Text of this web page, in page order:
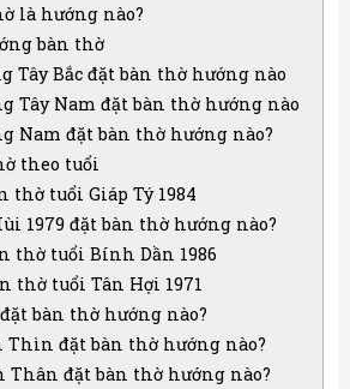
là hướng nào?
bàn thờ
Tây Bắc đặt bàn thờ hướng nào
Tây Nam đặt bàn thờ hướng nào
Nam đặt bàn thờ hướng nào?
theo tuổi
thờ tuổi Giáp Tý 1984
1979 đặt bàn thờ hướng nào?
thờ tuổi Bính Dần 1986
thờ tuổi Tân Hợi 1971
bàn thờ hướng nào?
Thìn đặt bàn thờ hướng nào?
Thân đặt bàn thờ hướng nào?